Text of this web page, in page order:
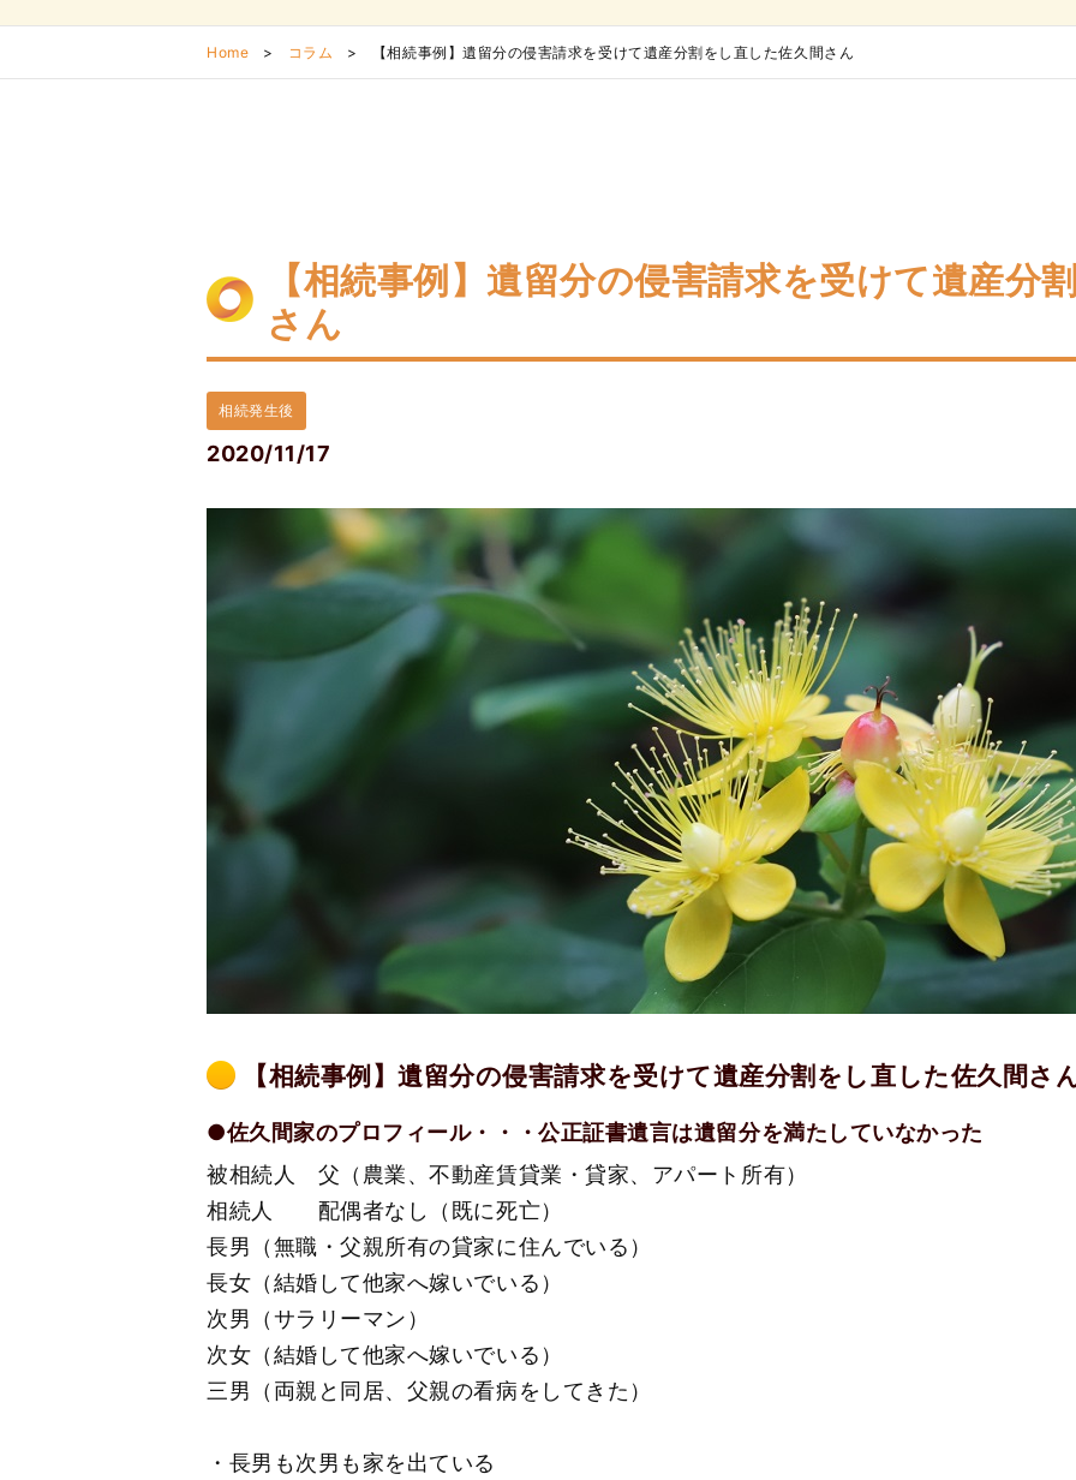
Home > コラム > 【相続事例】遺留分の侵害請求を受けて遺産分割をし直した佐久間さん
【相続事例】遺留分の侵害請求を受けて遺産分
さん
相続発生後
2020/11/17
【相続事例】遺留分の侵害請求を受けて遺産分割をし直した佐久間さ
●佐久間家のプロフィール・・・公正証書遺言は遺留分を満たしていなかった
被相続人 父（農業、不動産賃貸業・貸家、アパート所有）
相続人 配偶者なし（既に死亡）
長男（無職・父親所有の貸家に住んでいる）
長女（結婚して他家へ嫁いでいる）
次男（サラリーマン）
次女（結婚して他家へ嫁いでいる）
三男（両親と同居、父親の看病をしてきた）
・長男も次男も家を出ている